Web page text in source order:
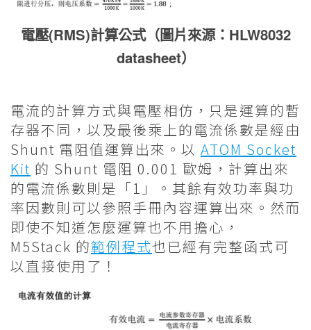
電壓(RMS)計算公式（圖片來源：HLW8032
datasheet）
電流的計算方式與電壓相仿，只是運算的暫
存器不同，以及最後乘上的電流係數是經由
Shunt 電阻值運算出來。以 ATOM Socket
Kit 的 Shunt 電阻 0.001 歐姆，計算出來
的電流係數則是「1」。其餘有效功率與功
率因數則可以參照手冊內容運算出來。然而
即使不知道怎麼運算也不用擔心，
M5Stack 的範例程式也已經有完整函式可
以直接使用了！